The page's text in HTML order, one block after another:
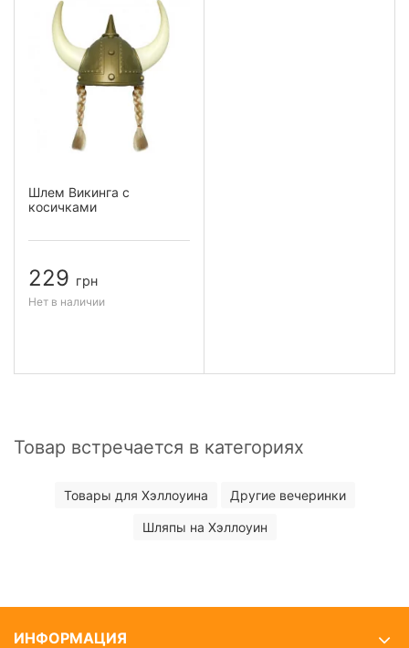
Шлем Викинга с
косичками
229 грн
Нет в наличии
Товар встречается в категориях
Товары для Хэллоуина Другие вечеринки
Шляпы на Хэллоуин
ИНФОРМАЦИЯ